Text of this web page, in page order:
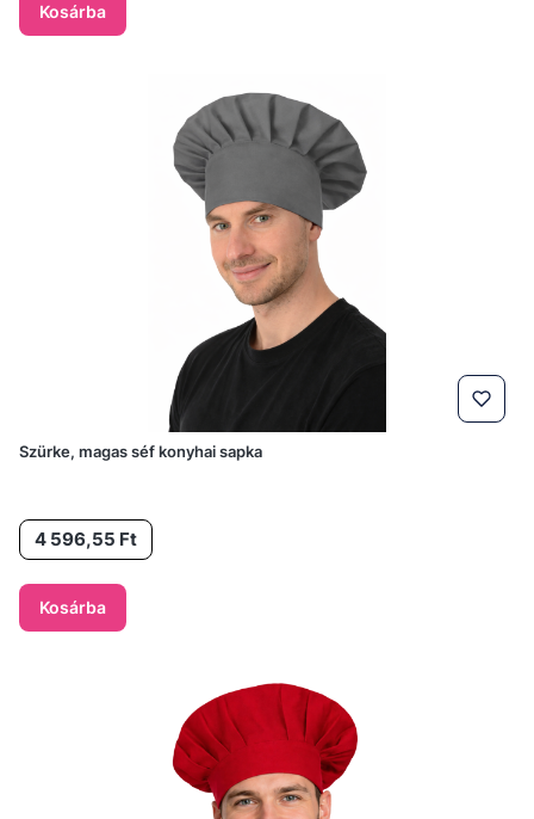
Kosárba
Szürke, magas séf konyhai sapka
Ár 4 596,55 Ft
Kosárba